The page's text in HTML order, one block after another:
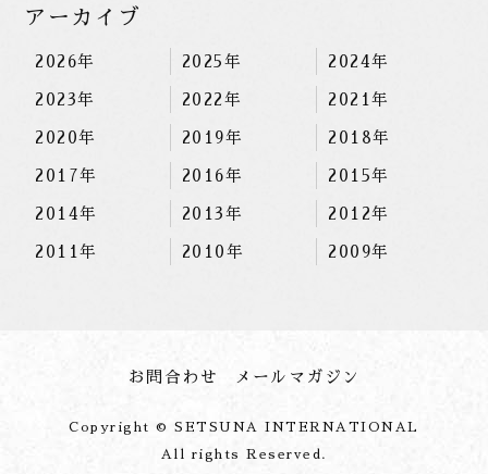
アーカイブ
2026年 2025年 2024年
2023年 2022年 2021年
2020年 2019年 2018年
2017年 2016年 2015年
2014年 2013年 2012年
2011年 2010年 2009年
お問合わせ メールマガジン
Copyright © SETSUNA INTERNATIONAL
All rights Reserved.